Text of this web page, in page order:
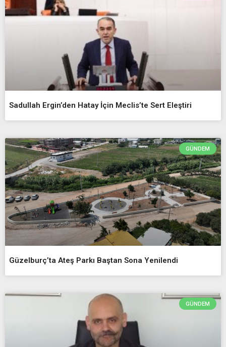
Sadullah Ergin’den Hatay İçin Meclis’te Sert Eleştiri
GÜNDEM
Güzelburç’ta Ateş Parkı Baştan Sona Yenilendi
GÜNDEM